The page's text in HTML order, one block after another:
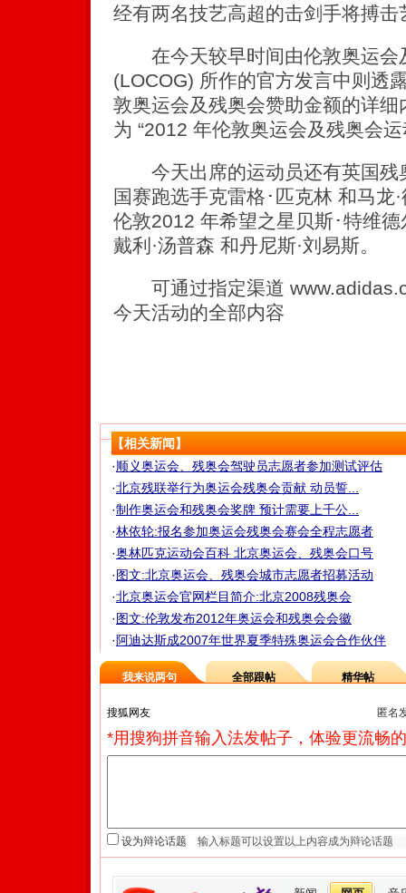
经有两名技艺高超的击剑手将搏
在今天较早时间由伦敦奥运会
(LOCOG) 所作的官方发言中则透
敦奥运会及残奥会赞助金额的详
为 “2012 年伦敦奥运会及残奥会
今天出席的运动员还有英国残
国赛跑选手克雷格･匹克林 和马龙
伦敦2012 年希望之星贝斯･特维
戴利·汤普森 和丹尼斯·刘易斯。
可通过指定渠道
今天活动的全部内容
【相关新闻】
·顺义奥运会、残奥会驾驶员志愿者参加测试评估
·北京残联举行为奥运会残奥会贡献 动员誓...
·制作奥运会和残奥会奖牌 预计需要上千公...
·林依轮:报名参加奥运会残奥会赛会全程志愿者
·奥林匹克运动会百科 北京奥运会、残奥会口号
·图文:北京奥运会、残奥会城市志愿者招募活动
·北京奥运会官网栏目简介:北京2008残奥会
·图文:伦敦发布2012年奥运会和残奥会会徽
· 阿迪达斯成2007年世界夏季特殊奥运会合作伙伴
我来说两句 全部跟帖 精华帖
匿名
*用搜狗拼音输入法发帖子，体验更流畅
设为辩论话题